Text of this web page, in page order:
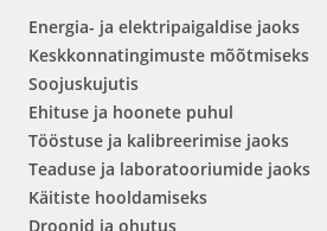
Energia- ja elektripaigaldise jaoks
Keskkonnatingimuste mõõtmiseks
Soojuskujutis
Ehituse ja hoonete puhul
Tööstuse ja kalibreerimise jaoks
Teaduse ja laboratooriumide jaoks
Käitiste hooldamiseks
Droonid ja ohutus